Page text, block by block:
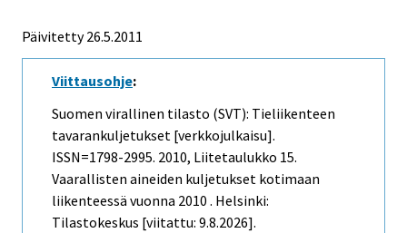
Päivitetty 26.5.2011
Viittausohje:
Suomen virallinen tilasto (SVT): Tieliikenteen
tavarankuljetukset [verkkojulkaisu].
ISSN=1798-2995. 2010, Liitetaulukko 15.
Vaarallisten aineiden kuljetukset kotimaan
liikenteessä vuonna 2010 . Helsinki:
Tilastokeskus [viitattu: 9.8.2026].